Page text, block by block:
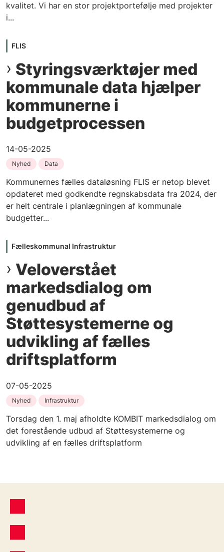
kvalitet. Vi har en stor projektportefølje med projekter
i...
FLIS
Styringsværktøjer med
kommunale data hjælper
kommunerne i
budgetprocessen
14-05-2025
Nyhed Data
Kommunernes fælles dataløsning FLIS er netop blevet
opdateret med godkendte regnskabsdata fra 2024, der
er helt centrale i planlægningen af kommunale
budgetter...
Fælleskommunal Infrastruktur
Veloverstået
markedsdialog om
genudbud af
Støttesystemerne og
udvikling af fælles
driftsplatform
07-05-2025
Nyhed Infrastruktur
Torsdag den 1. maj afholdte KOMBIT markedsdialog om
det forestående udbud af Støttesystemerne og
udvikling af en fælles driftsplatform